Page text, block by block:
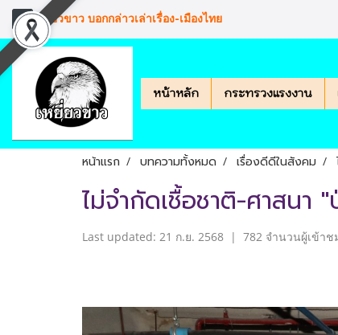
เหยียวขาว บอกกล่าวเล่าเรื่อง-เมืองไทย
หน้าหลัก กระทรวงแรงงาน
หน้าแรก บทความทั้งหมด เรื่องดีดีในสังคม
ไม่จำกัดเชื้อชาติ-ศาสนา
Last updated: 21 ก.ย. 2568 | 782 จำนวนผู้เข้าช